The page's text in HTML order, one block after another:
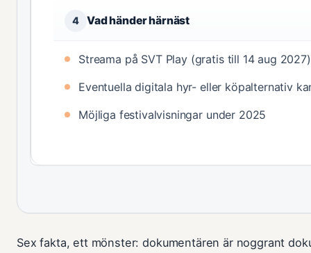
4 Vad händer härnäst
Streama på SVT Play (gratis till 14 aug 2027)
Eventuella digitala hyr- eller köpalternativ
Möjliga festivalvisningar under 2025
Sex fakta, ett mönster: dokumentären är noggrant